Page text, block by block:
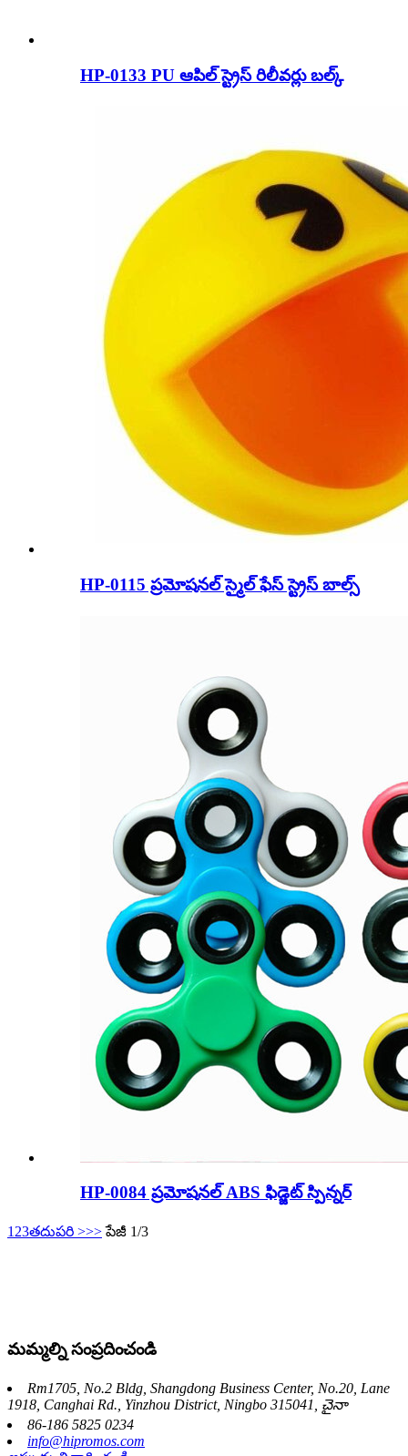
HP-0133 PU ఆపిల్ స్ట్రెస్ రిలీవర్లు బల్క్
HP-0115 ప్రమోషనల్ స్మైల్ ఫేస్ స్ట్రెస్ బాల్స్
HP-0084 ప్రమోషనల్ ABS ఫిడ్జెట్ స్పిన్నర్
1 23తదుపరి >>> పేజీ 1/3
మమ్మల్ని సంప్రదించండి
Rm1705, No.2 Bldg, Shangdong Business Center, No.20, Lane
1918, Canghai Rd., Yinzhou District, Ningbo 315041, చైనా
86-186 5825 0234
info@hipromos.com